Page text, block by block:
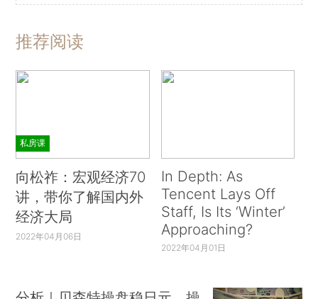
推荐阅读
私房课
向松祚：宏观经济70
讲，带你了解国内外
经济大局
2022年04月06日
In Depth: As
Tencent Lays Off
Staff, Is Its ‘Winter’
Approaching?
2022年04月01日